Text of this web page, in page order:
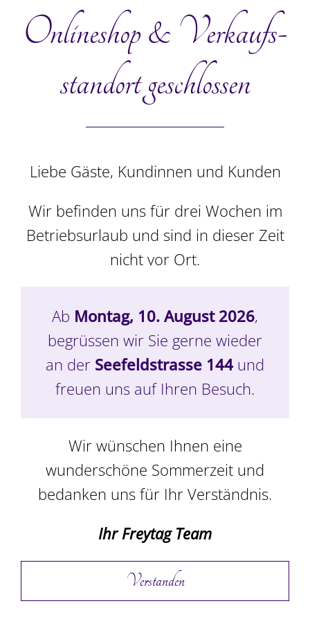
Canapéplatte,
halbiert, klein, 16 Stk.
CHF62.00
Onlineshop & Verkaufs­
standort geschlossen
Liebe Gäste, Kundinnen und Kunden
Wir befinden uns für drei Wochen im
Betriebsurlaub und sind in dieser Zeit
nicht vor Ort.
Ab Montag, 10. August 2026,
begrüssen wir Sie gerne wieder
an der Seefeldstrasse 144 und
freuen uns auf Ihren Besuch.
Wir wünschen Ihnen eine
wunderschöne Sommerzeit und
bedanken uns für Ihr Verständnis.
Ihr Freytag Team
Verstanden